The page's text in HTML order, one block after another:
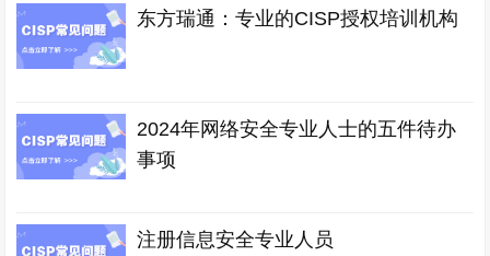
东方瑞通：专业的CISP授权培训机构
2024年网络安全专业人士的五件待办
事项
注册信息安全专业人员